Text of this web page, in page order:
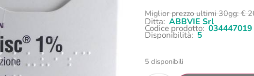
Miglior prezzo ultimi 30gg:€
Ditta: ABBVIE Srl
Codice prodotto: 034447019
Disponibilità: 5
5 disponibili